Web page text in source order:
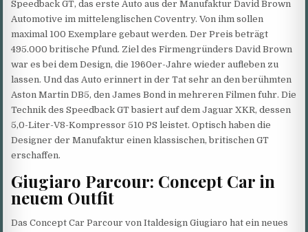
Speedback GT, das erste Auto aus der Manufaktur David Brown
Automotive im mittelenglischen Coventry. Von ihm sollen
maximal 100 Exemplare gebaut werden. Der Preis beträgt
495.000 britische Pfund. Ziel des Firmengründers David Brown
war es bei dem Design, die 1960er-Jahre wieder aufleben zu
lassen. Und das Auto erinnert in der Tat sehr an den berühmten
Aston Martin DB5, den James Bond in mehreren Filmen fuhr. Die
Technik des Speedback GT basiert auf dem Jaguar XKR, dessen
5,0-Liter-V8-Kompressor 510 PS leistet. Optisch haben die
Designer der Manufaktur einen klassischen, britischen GT
erschaffen.
Giugiaro Parcour: Concept Car in
neuem Outfit
Das Concept Car Parcour von Italdesign Giugiaro hat ein neues